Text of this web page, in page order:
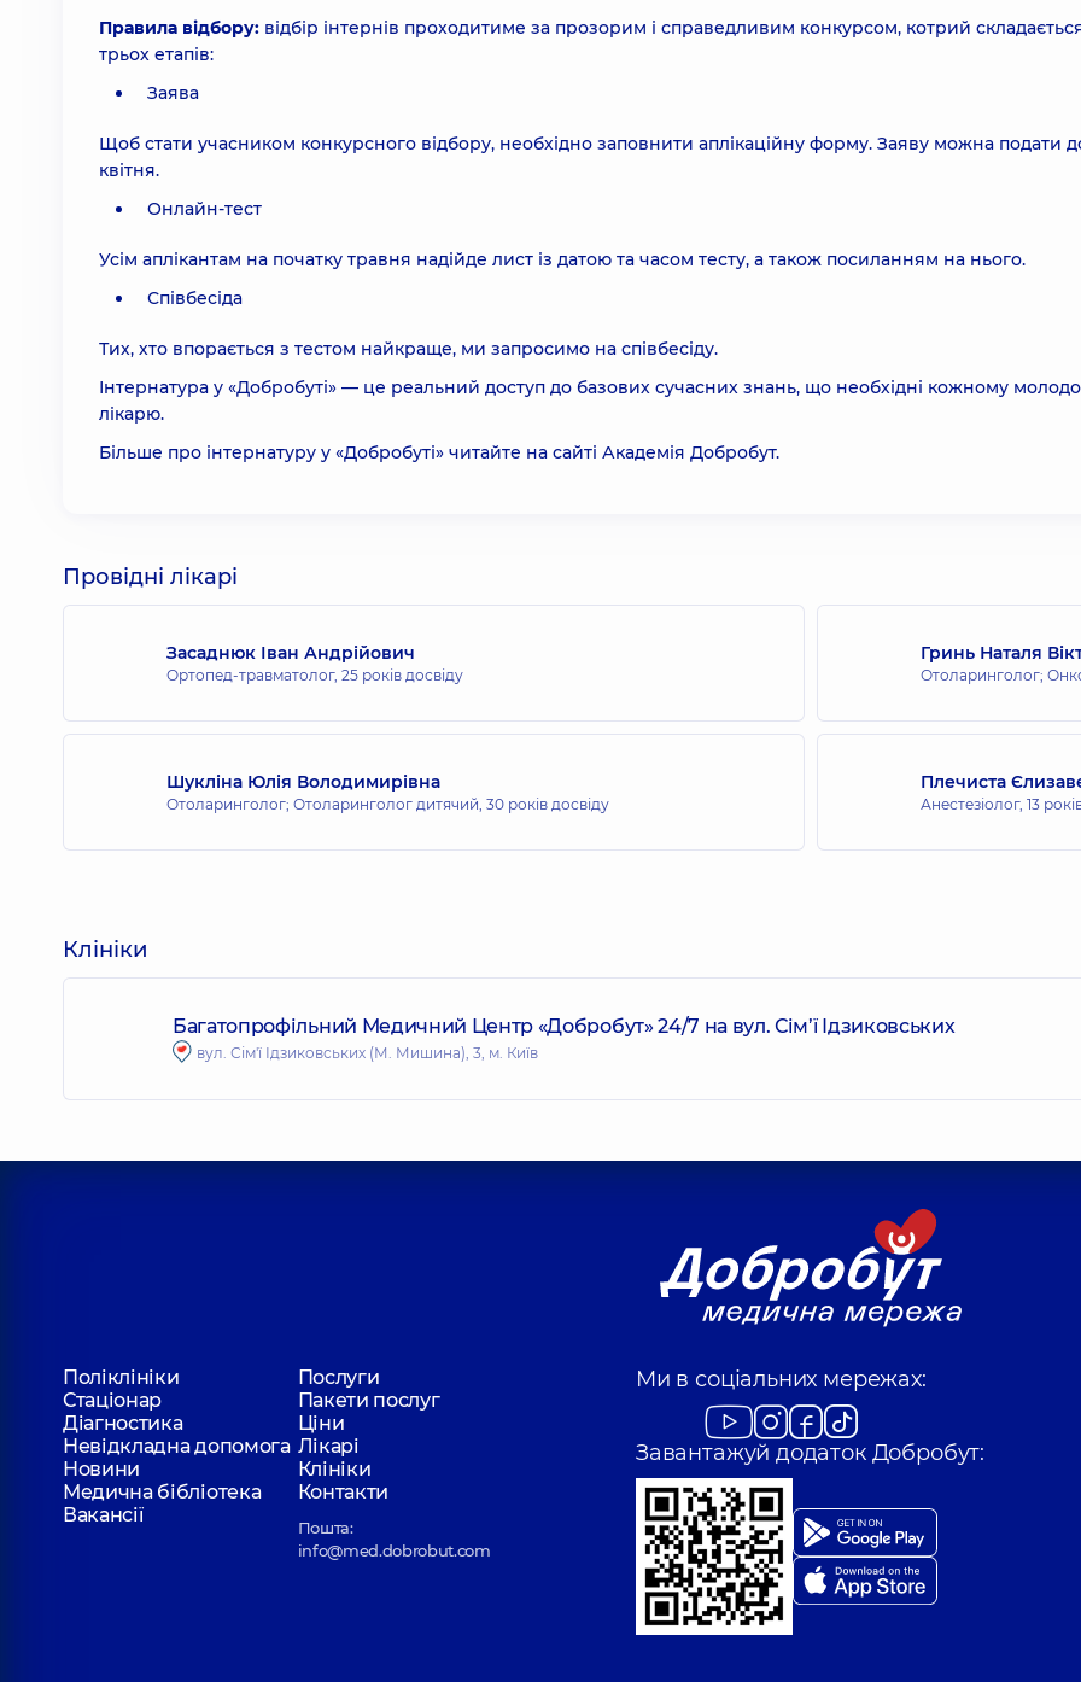
Правила відбору: відбір інтернів проходитиме за прозорим і справедливим конкурсом, котрий
трьох етапів:
Заява
Щоб стати учасником конкурсного відбору, необхідно заповнити аплікаційну форму. Заяву можна подати
квітня.
Онлайн-тест
Усім аплікантам на початку травня надійде лист із датою та часом тесту, а також посиланням на нього.
Співбесіда
Тих, хто впорається з тестом найкраще, ми запросимо на співбесіду.
Інтернатура у «Добробуті» — це реальний доступ до базових сучасних знань, що необхідні кожному
лікарю.
Більше про інтернатуру у «Добробуті» читайте на сайті Академія Добробут.
Провідні лікарі
Засаднюк Іван Андрійович
Ортопед-травматолог, 25 років досвіду
Гринь Наталя
Отоларинголог;
Шукліна Юлія Володимирівна
Отоларинголог; Отоларинголог дитячий, 30 років досвіду
Плечиста
Анестезіолог, 13
Клініки
Багатопрофільний Медичний Центр «Добробут» 24/7 на вул. Сім’ї Ідзиковських
вул. Сім'ї Ідзиковських (М. Мишина), 3, м. Київ
Поліклініки
Послуги
Стаціонар
Пакети послуг
Діагностика
Ціни
Невідкладна допомога Лікарі
Новини
Клініки
Медична бібліотека
Контакти
Вакансії
Пошта:
info@med.dobrobut.com
Ми в соціальних мережах:
Завантажуй додаток Добробут: